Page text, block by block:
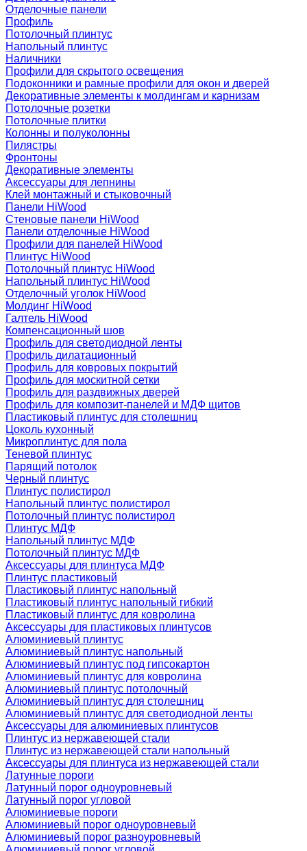
Отделочные панели
Профиль
Потолочный плинтус
Напольный плинтус
Наличники
Профили для скрытого освещения
Подоконники и рамные профили для окон и дверей
Декоративные элементы к молдингам и карнизам
Потолочные розетки
Потолочные плитки
Колонны и полуколонны
Пилястры
Фронтоны
Декоративные элементы
Аксессуары для лепнины
Клей монтажный и стыковочный
Панели HiWood
Стеновые панели HiWood
Панели отделочные HiWood
Профили для панелей HiWood
Плинтус HiWood
Потолочный плинтус HiWood
Напольный плинтус HiWood
Отделочный уголок HiWood
Молдинг HiWood
Галтель HiWood
Компенсационный шов
Профиль для светодиодной ленты
Профиль дилатационный
Профиль для ковровых покрытий
Профиль для москитной сетки
Профиль для раздвижных дверей
Профиль для композит-панелей и МДФ щитов
Пластиковый плинтус для столешниц
Цоколь кухонный
Микроплинтус для пола
Теневой плинтус
Парящий потолок
Черный плинтус
Плинтус полистирол
Напольный плинтус полистирол
Потолочный плинтус полистирол
Плинтус МДФ
Напольный плинтус МДФ
Потолочный плинтус МДФ
Аксессуары для плинтуса МДФ
Плинтус пластиковый
Пластиковый плинтус напольный
Пластиковый плинтус напольный гибкий
Пластиковый плинтус для ковролина
Аксессуары для пластиковых плинтусов
Алюминиевый плинтус
Алюминиевый плинтус напольный
Алюминиевый плинтус под гипсокартон
Алюминиевый плинтус для ковролина
Алюминиевый плинтус потолочный
Алюминиевый плинтус для столешниц
Алюминиевый плинтус для светодиодной ленты
Аксессуары для алюминиевых плинтусов
Плинтус из нержавеющей стали
Плинтус из нержавеющей стали напольный
Аксессуары для плинтуса из нержавеющей стали
Латунные пороги
Латунный порог одноуровневый
Латунный порог угловой
Алюминиевые пороги
Алюминиевый порог одноуровневый
Алюминиевый порог разноуровневый